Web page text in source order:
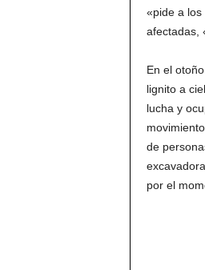
«pide a
afectadas,
En el
lignito a
lucha y
de
por el